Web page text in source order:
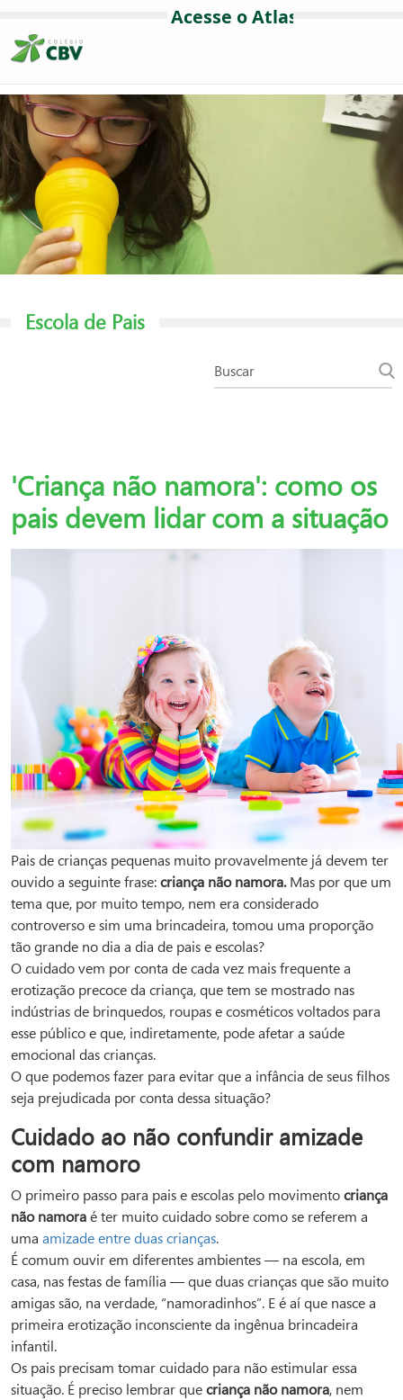
Escola de Pais
'Criança não namora': como os
pais devem lidar com a situação
Pais de crianças pequenas muito provavelmente já devem ter
ouvido a seguinte frase:criança não namora.Mas por que um
tema que, por muito tempo, nem era considerado
controverso e sim uma brincadeira, tomou uma proporção
tão grande no dia a dia de pais e escolas?
O cuidado vem por conta de cada vez mais frequente a
erotização precoce da criança, que tem se mostrado nas
indústrias de brinquedos, roupas e cosméticos voltados para
esse público e que, indiretamente, pode afetar a saúde
emocional das crianças.
O que podemos fazer para evitar que a infância de seus filhos
seja prejudicada por conta dessa situação?
Cuidado ao não confundir amizade
com namoro
O primeiro passo para pais e escolas pelo movimentocriança
não namoraé ter muito cuidado sobre como se referem a
uma amizade entre duas crianças.
É comum ouvir em diferentes ambientes — na escola, em
casa, nas festas de família — que duas crianças que são muito
amigas são, na verdade, “namoradinhos”. E é aí que nasce a
primeira erotização inconsciente da ingênua brincadeira
infantil.
Os pais precisam tomar cuidado para não estimular essa
situação. É preciso lembrar quecriança não namora, nem